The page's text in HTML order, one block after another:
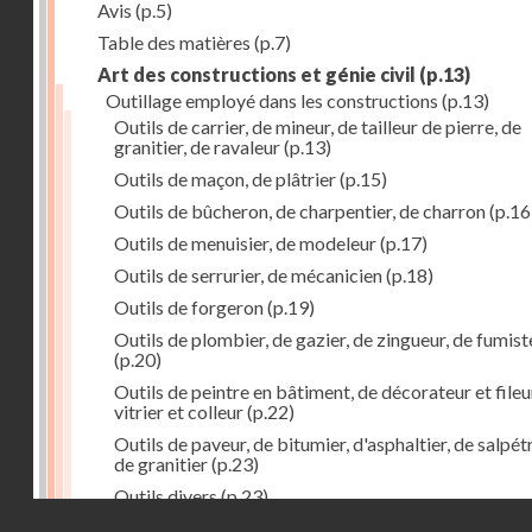
Avis (p.5)
Table des matières (p.7)
Art des constructions et génie civil (p.13)
Outillage employé dans les constructions (p.13)
Outils de carrier, de mineur, de tailleur de pierre, de
granitier, de ravaleur(p.13)
Outils de maçon, de plâtrier(p.15)
Outils de bûcheron, de charpentier, de charron
Outils de menuisier, de modeleur(p.17)
Outils de serrurier, de mécanicien(p.18)
Outils de forgeron(p.19)
Outils de plombier, de gazier, de zingueur, de
(p.20)
Outils de peintre en bâtiment, de décorateur et
vitrier et colleur(p.22)
Outils de paveur, de bitumier, d'asphaltier, de
de granitier(p.23)
Outils divers(p.23)